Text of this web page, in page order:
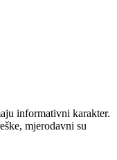
informativni karakter.
mjerodavni su